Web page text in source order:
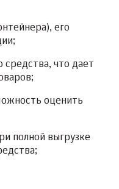
его
средства, что дает
оценить
полной выгрузке